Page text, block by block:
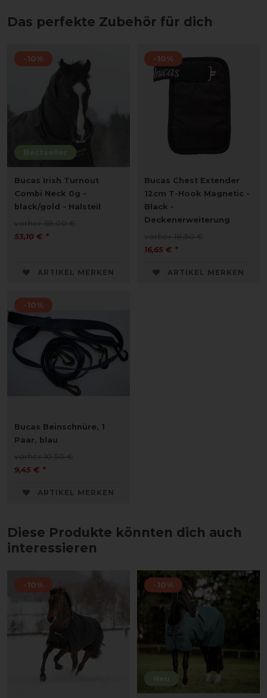
Das perfekte Zubehör für dich
Bestseller
-10%
Bucas Irish Turnout
Combi Neck 0g -
black/gold - Halsteil
vorher 59,00 €
53,10 € *
ARTIKEL MERKEN
-10%
Bucas Chest Extender
12cm T-Hook Magnetic -
Black -
Deckenerweiterung
vorher 18,50 €
16,65 € *
ARTIKEL MERKEN
-10%
Bucas Beinschnüre, 1
Paar, blau
vorher 10,50 €
9,45 € *
ARTIKEL MERKEN
Diese Produkte könnten dich auch
interessieren
-10%
Neu
-10%